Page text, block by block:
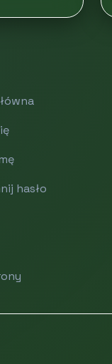
hasło